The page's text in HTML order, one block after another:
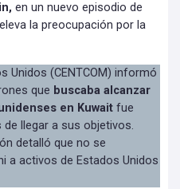
en un nuevo episodio de
la preocupación por la
Unidos (CENTCOM) informó
que buscaba alcanzar
en Kuwait fue
llegar a sus objetivos.
detalló que no se
a activos de Estados Unidos